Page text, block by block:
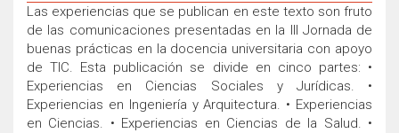
Las experiencias que se publican en este texto son fruto
de las comunicaciones presentadas en la III Jornada de
buenas prácticas en la docencia universitaria con apoyo
de TIC. Esta publicación se divide en cinco partes: •
Experiencias en Ciencias Sociales y Jurídicas. •
Experiencias en Ingeniería y Arquitectura. • Experiencias
en Ciencias. • Experiencias en Ciencias de la Salud. •